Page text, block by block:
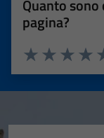
Quanto
pagina?
Valuta 3
Valuta 2
Valuta 1 stelle